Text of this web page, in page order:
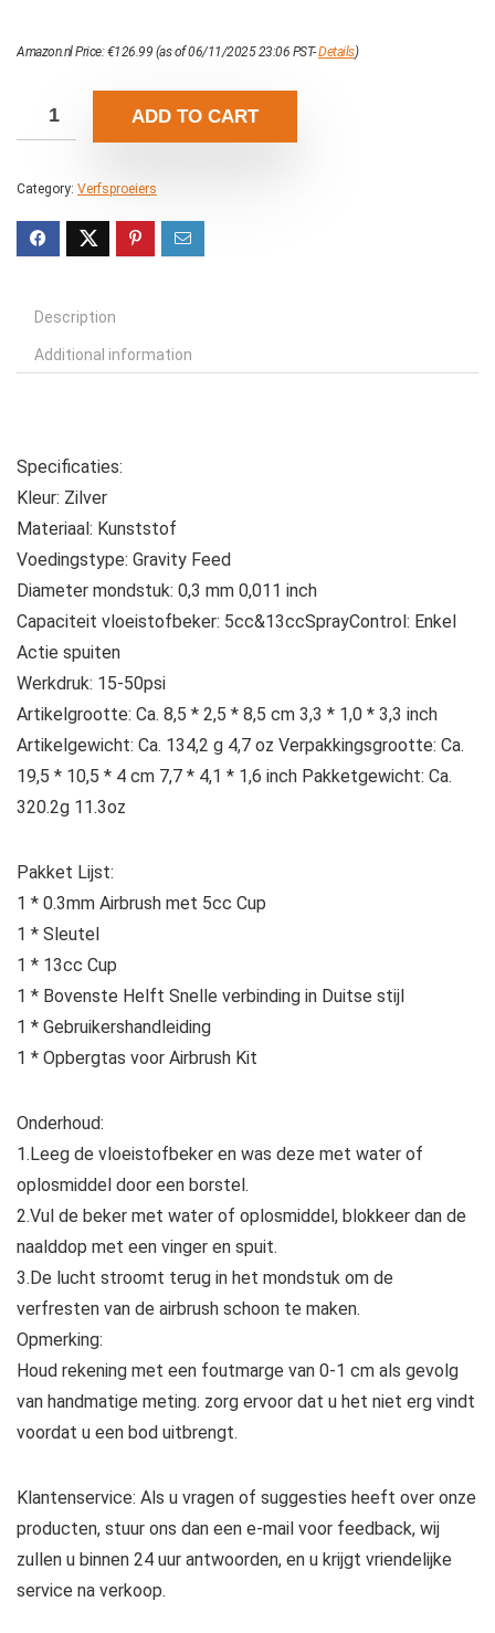
Amazon.nl Price:€126.99 (as of 06/11/2025 23:06 PST-Details)
ADD TO CART
Category: Verfsproeiers
Description
Additional information
Specificaties:
Kleur: Zilver
Materiaal: Kunststof
Voedingstype: Gravity Feed
Diameter mondstuk: 0,3 mm 0,011 inch
Capaciteit vloeistofbeker: 5cc&13ccSprayControl: Enkel
Actie spuiten
Werkdruk: 15-50psi
Artikelgrootte: Ca. 8,5 * 2,5 * 8,5 cm 3,3 * 1,0 * 3,3 inch
Artikelgewicht: Ca. 134,2 g 4,7 oz Verpakkingsgrootte: Ca.
19,5 * 10,5 * 4 cm 7,7 * 4,1 * 1,6 inch Pakketgewicht: Ca.
320.2g 11.3oz
Pakket Lijst:
1 * 0.3mm Airbrush met 5cc Cup
1 * Sleutel
1 * 13cc Cup
1 * Bovenste Helft Snelle verbinding in Duitse stijl
1 * Gebruikershandleiding
1 * Opbergtas voor Airbrush Kit
Onderhoud:
1.Leeg de vloeistofbeker en was deze met water of
oplosmiddel door een borstel.
2.Vul de beker met water of oplosmiddel, blokkeer dan de
naalddop met een vinger en spuit.
3.De lucht stroomt terug in het mondstuk om de
verfresten van de airbrush schoon te maken.
Opmerking:
Houd rekening met een foutmarge van 0-1 cm als gevolg
van handmatige meting. zorg ervoor dat u het niet erg vindt
voordat u een bod uitbrengt.
Klantenservice: Als u vragen of suggesties heeft over onze
producten, stuur ons dan een e-mail voor feedback, wij
zullen u binnen 24 uur antwoorden, en u krijgt vriendelijke
service na verkoop.